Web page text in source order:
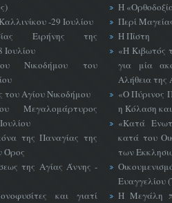
-29 Ιουλίου
Ειρήνης της
Νικοδήμου του
Αγίου Νικοδήμου
Μεγαλομάρτυρος
της Παναγίας της
Όρος
της Αγίας Άννης -
και γιατί
Η
Περί
Η Πίστη
«H Κιβωτός
για μία
Αλήθεια της
«Ο Πύρινος
η Κόλαση
«Κατά
κατά του
των
Ευαγγελίου
Η Μεγάλη